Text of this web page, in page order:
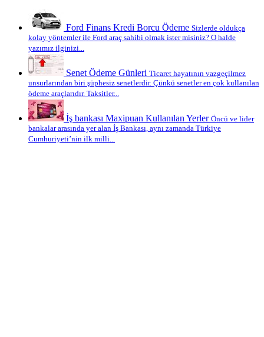
Ford Finans Kredi Borcu Ödeme Sizlerde oldukça
kolay yöntemler ile Ford araç sahibi olmak ister misiniz? O halde
yazımız ilginizi...
Senet Ödeme Günleri Ticaret hayatının vazgeçilmez
unsurlarından biri şüphesiz senetlerdir. Çünkü senetler en çok kullanılan
ödeme araçlarıdır. Taksitler...
İş bankası Maxipuan Kullanılan Yerler Öncü ve lider
bankalar arasında yer alan İş Bankası, aynı zamanda Türkiye
Cumhuriyeti’nin ilk milli...